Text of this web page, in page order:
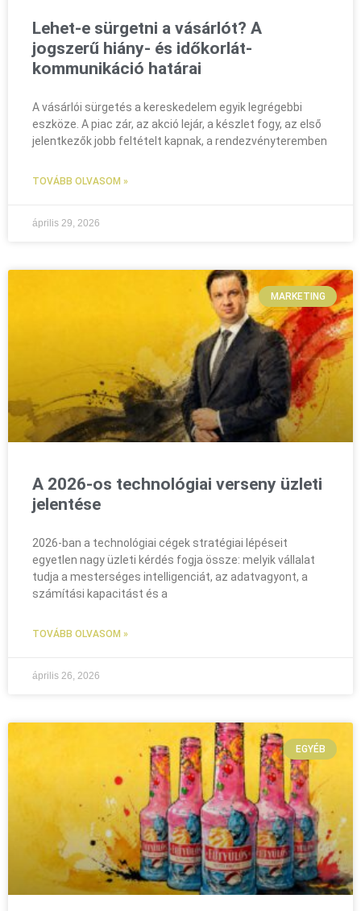
Lehet-e sürgetni a vásárlót? A
jogszerű hiány- és időkorlát-
kommunikáció határai
A vásárlói sürgetés a kereskedelem egyik legrégebbi
eszköze. A piac zár, az akció lejár, a készlet fogy, az első
jelentkezők jobb feltételt kapnak, a rendezvényteremben
TOVÁBB OLVASOM »
április 29, 2026
MARKETING
A 2026-os technológiai verseny üzleti
jelentése
2026-ban a technológiai cégek stratégiai lépéseit
egyetlen nagy üzleti kérdés fogja össze: melyik vállalat
tudja a mesterséges intelligenciát, az adatvagyont, a
számítási kapacitást és a
TOVÁBB OLVASOM »
április 26, 2026
EGYÉB